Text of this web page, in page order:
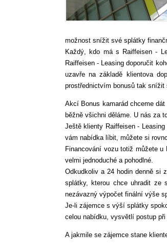
možnost snížit své splátky
Každý, kdo má s Raiffeisen -
Raiffeisen - Leasing doporučit
uzavře na základě klientova
prostřednictvím bonusů tak snížit
Akcí Bonus kamarád chceme
běžně všichni děláme. U nás za
Ještě klienty Raiffeisen -
vám nabídka líbit, můžete si
Financování vozu totiž můžete
velmi jednoduché a pohodlné.
Odkudkoliv a 24 hodin denně si
splátky, kterou chce uhradit ze
nezávazný výpočet finální výše
Je-li zájemce s výší splátky
celou nabídku, vysvětlí postup
A jakmile se zájemce stane